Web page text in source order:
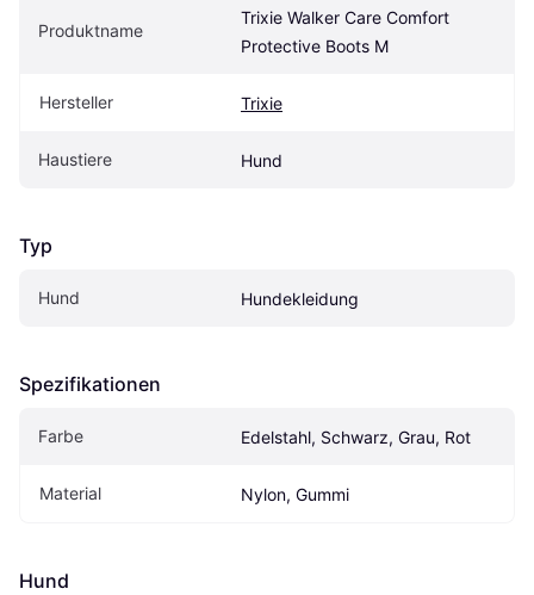
Produktname
Trixie Walker Care Comfort
Protective Boots M
Hersteller Trixie
Haustiere Hund
Typ
Hund Hundekleidung
Spezifikationen
Farbe Edelstahl, Schwarz, Grau, Rot
Material Nylon, Gummi
Hund